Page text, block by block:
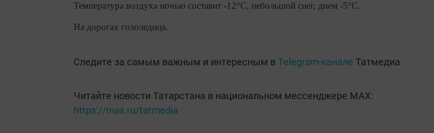
Температура воздуха ночью составит -12°С, небольшой снег, днем -5°С.
На дорогах гололедица.
Следите за самым важным и интересным в Telegram-канале Татмедиа
Читайте новости Татарстана в национальном мессенджере MАХ:
https://max.ru/tatmedia